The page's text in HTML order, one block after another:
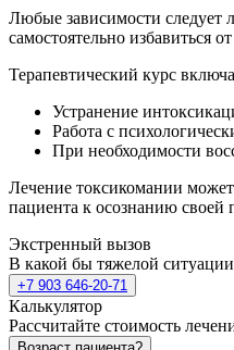
Любые зависимости следует
самостоятельно избавиться
Терапевтический курс
Устранение
Работа с
При необходимости
Лечение токсикомании может
пациента к осознанию
Экстренный вызов
В какой бы тяжелой
+7 903 646-20-71
Калькулятор
Рассчитайте стоимость